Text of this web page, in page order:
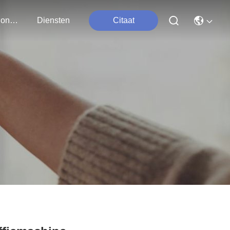
Neem Contact Met Ons Op Diensten Citaat